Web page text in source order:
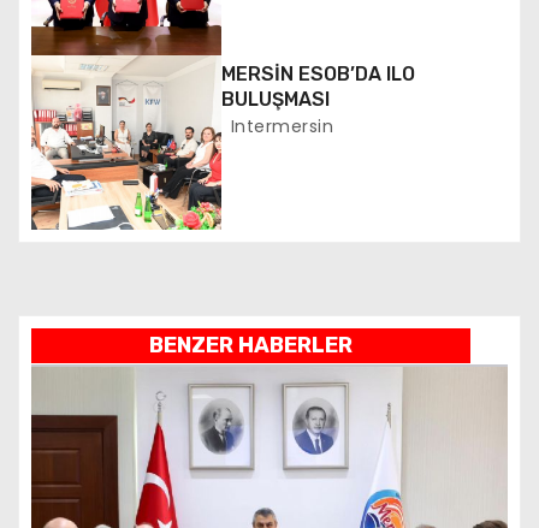
e
s
i
MERSİN ESOB’DA ILO
BULUŞMASI
Intermersin
BENZER HABERLER